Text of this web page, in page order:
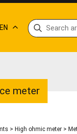
meter
> High ohmic meter >
EN